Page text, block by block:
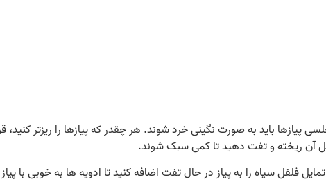
پیازها باید به صورت نگینی خرد شوند. هر چقدر که پیازها را ریزتر
آن ریخته و تفت دهید تا کمی سبک شوند.
فلفل سیاه را به پیاز در حال تفت اضافه کنید تا ادویه‌ ها به خوبی